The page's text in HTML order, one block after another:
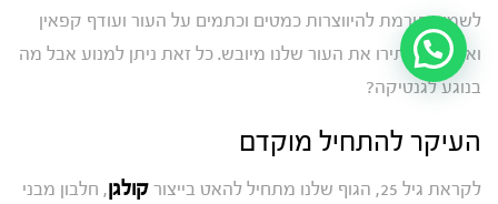
לשמש תורמת להיווצרות כמטים וכתמים על העור ועודף קפאין
ואלכוהול יותירו את העור שלנו מיובש. כל זאת ניתן למנוע אבל מה
בנוגע לגנטיקה?
העיקר להתחיל מוקדם
לקראת גיל 25, הגוף שלנו מתחיל להאט בייצור קולגן, חלבון מבני